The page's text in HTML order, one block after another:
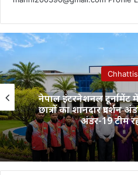
नेपाल इंटरनेशनल
छात्रों का शानदार प्रदर्शन अंडर-17 टीम ने जीता स्वर्ण,
अंडर-19 टीम